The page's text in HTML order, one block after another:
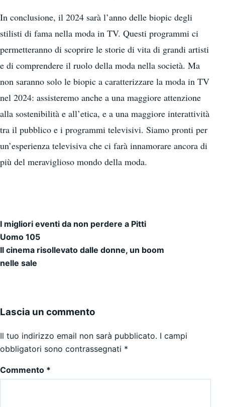
In conclusione, il 2024 sarà l’anno delle biopic degli
stilisti di fama nella moda in TV. Questi programmi ci
permetteranno di scoprire le storie di vita di grandi artisti
e di comprendere il ruolo della moda nella società. Ma
non saranno solo le biopic a caratterizzare la moda in TV
nel 2024: assisteremo anche a una maggiore attenzione
alla sostenibilità e all’etica, e a una maggiore interattività
tra il pubblico e i programmi televisivi. Siamo pronti per
un’esperienza televisiva che ci farà innamorare ancora di
più del meraviglioso mondo della moda.
Navigazione articoli
I migliori eventi da non perdere a Pitti
Uomo 105
Il cinema risollevato dalle donne, un boom
nelle sale
Lascia un commento
Il tuo indirizzo email non sarà pubblicato. I campi
obbligatori sono contrassegnati *
Commento *